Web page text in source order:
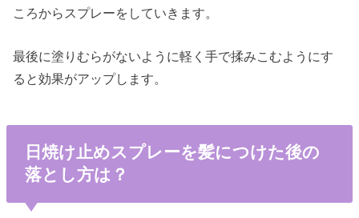
ころからスプレーをしていきます。
最後に塗りむらがないように軽く手で揉みこむようにす
ると効果がアップします。
日焼け止めスプレーを髪につけた後の
落とし方は？